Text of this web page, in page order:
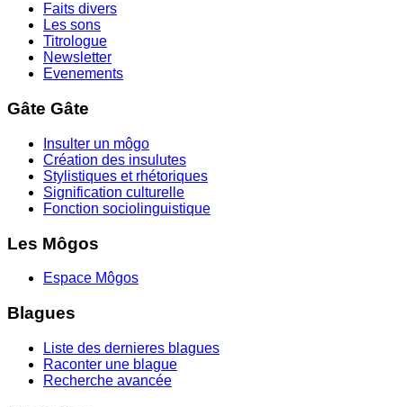
Faits divers
Les sons
Titrologue
Newsletter
Evenements
Gâte Gâte
Insulter un môgo
Création des insulutes
Stylistiques et rhétoriques
Signification culturelle
Fonction sociolinguistique
Les Môgos
Espace Môgos
Blagues
Liste des dernieres blagues
Raconter une blague
Recherche avancée